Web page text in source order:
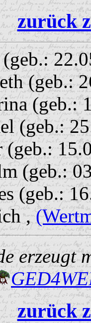
zurück
(geb.:
(geb.:
(geb.:
(geb.:
(geb.:
(geb.:
,
erzeugt
zurück